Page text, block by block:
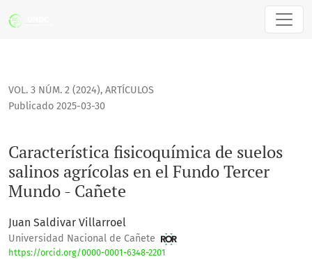
Característica fisicoquímica de suelos salinos agrícolas en
VOL. 3 NÚM. 2 (2024), ARTÍCULOS
Característica fisicoquímica de suelos
salinos agrícolas en el Fundo Tercer
Mundo - Cañete
Publicado 2025-03-30
Juan Saldivar Villarroel
Universidad Nacional de Cañete
https://orcid.org/0000-0001-6348-2201